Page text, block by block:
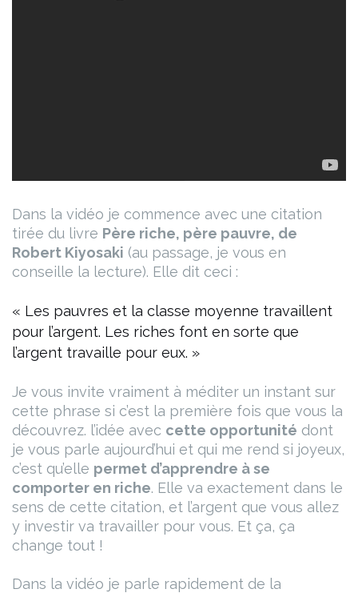
Dans la vidéo je commence avec une citation
tirée du livre Père riche, père pauvre, de
Robert Kiyosaki (au passage, je vous en
conseille la lecture). Elle dit ceci :
« Les pauvres et la classe moyenne travaillent
pour l’argent. Les riches font en sorte que
l’argent travaille pour eux. »
Je vous invite vraiment à méditer un instant sur
cette phrase si c’est la première fois que vous la
découvrez. l’idée avec cette opportunité dont
je vous parle aujourd’hui et qui me rend si joyeux,
c’est qu’elle permet d’apprendre à se
comporter en riche. Elle va exactement dans le
sens de cette citation, et l’argent que vous allez
y investir va travailler pour vous. Et ça, ça
change tout !
Dans la vidéo je parle rapidement de la